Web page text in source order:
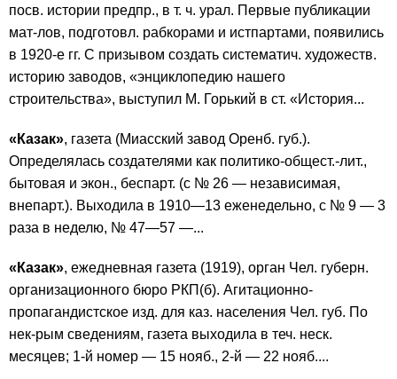
посв. истории предпр., в т. ч. урал. Первые публикации
мат-лов, подготовл. рабкорами и истпартами, появились
в 1920-е гг. С призывом создать систематич. художеств.
историю заводов, «энциклопедию нашего
строительства», выступил М. Горький в ст. «История...
«Казак», газета (Миасский завод Оренб. губ.).
Определялась создателями как политико-общест.-лит.,
бытовая и экон., беспарт. (с № 26 — независимая,
внепарт.). Выходила в 1910—13 еженедельно, с № 9 — 3
раза в неделю, № 47—57 —...
«Казак», ежедневная газета (1919), орган Чел. губерн.
организационного бюро РКП(б). Агитационно-
пропагандистское изд. для каз. населения Чел. губ. По
нек-рым сведениям, газета выходила в теч. неск.
месяцев; 1-й номер — 15 нояб., 2-й — 22 нояб....